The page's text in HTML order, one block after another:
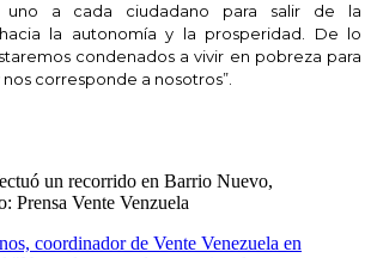
uno a cada ciudadano para salir de la
la autonomía y la prosperidad. De lo
condenados a vivir en pobreza para
nos corresponde a nosotros”.
un recorrido en Barrio Nuevo,
Prensa Vente Venzuela